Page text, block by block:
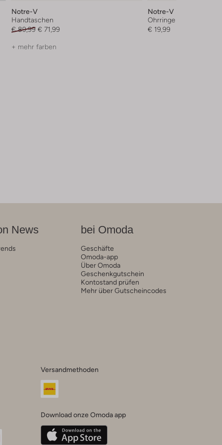
Notre-V
Handtaschen
€ 89,99 € 71,99
+ mehr farben
Notre-V
Ohrringe
€ 19,99
News bei Omoda
Geschäfte
Omoda-app
Über Omoda
Geschenkgutschein
Kontostand prüfen
Mehr über Gutscheincodes
Versandmethoden
Download onze Omoda app